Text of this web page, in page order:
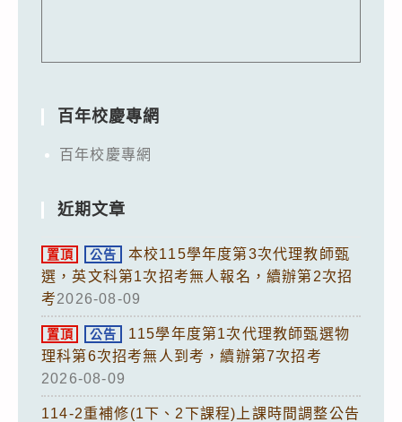
百年校慶專網
百年校慶專網
近期文章
置頂 公告
本校115學年度第3次代理教師甄
選，英文科第1次招考無人報名，續辦第2次招
考2026-08-09
置頂 公告
115學年度第1次代理教師甄選物
理科第6次招考無人到考，續辦第7次招考
2026-08-09
114-2重補修(1下、2下課程)上課時間調整公告